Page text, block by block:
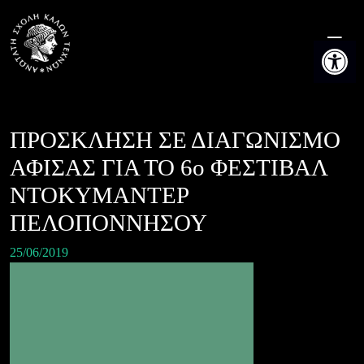
Ανοίξτε
content
ΠΡΟΣΚΛΗΣΗ ΣΕ ΔΙΑΓΩΝΙΣΜΟ
ΑΦΙΣΑΣ ΓΙΑ ΤΟ 6ο ΦΕΣΤΙΒΑΛ
ΝΤΟΚΥΜΑΝΤΕΡ
ΠΕΛΟΠΟΝΝΗΣΟΥ
25/06/2019